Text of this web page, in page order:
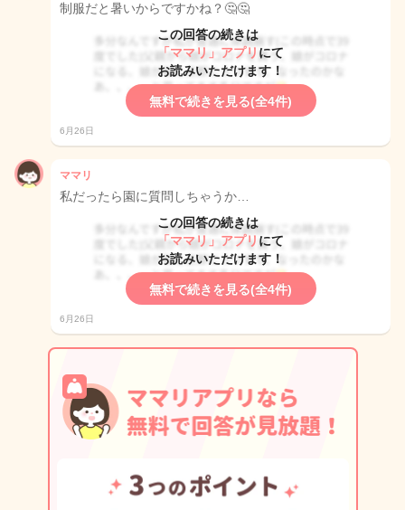
制服だと暑いからですかね？🤔🤔
この回答の続きは
「ママリ」アプリ にて
お読みいただけます！
無料で続きを見る(全4件)
6月26日
ママリ
私だったら園に質問しちゃうか…
この回答の続きは
「ママリ」アプリ にて
お読みいただけます！
無料で続きを見る(全4件)
6月26日